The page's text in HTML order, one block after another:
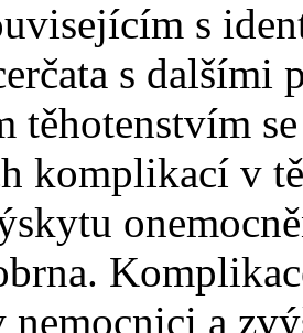
s
s dalšími
těhotenstvím
komplikací v
nemocnici a